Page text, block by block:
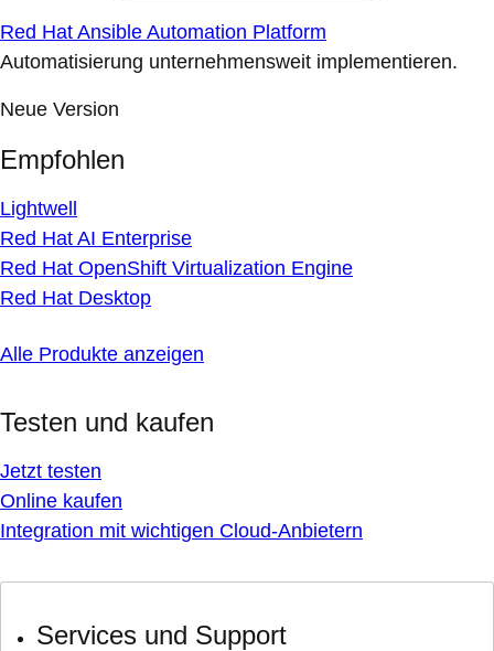
Red Hat Ansible Automation Platform
Automatisierung unternehmensweit implementieren.
Neue Version
Empfohlen
Lightwell
Red Hat AI Enterprise
Red Hat OpenShift Virtualization Engine
Red Hat Desktop
Alle Produkte anzeigen
Testen und kaufen
Jetzt testen
Online kaufen
Integration mit wichtigen Cloud-Anbietern
Services und Support